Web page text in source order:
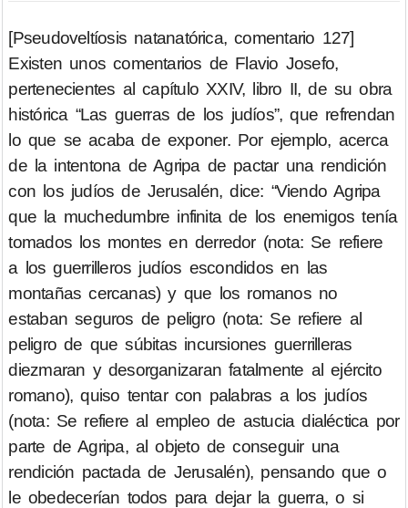
[Pseudoveltíosis natanatórica, comentario 127]
Existen unos comentarios de Flavio Josefo,
pertenecientes al capítulo XXIV, libro II, de su obra
histórica “Las guerras de los judíos”, que refrendan
lo que se acaba de exponer. Por ejemplo, acerca
de la intentona de Agripa de pactar una rendición
con los judíos de Jerusalén, dice: “Viendo Agripa
que la muchedumbre infinita de los enemigos tenía
tomados los montes en derredor (nota: Se refiere
a los guerrilleros judíos escondidos en las
montañas cercanas) y que los romanos no
estaban seguros de peligro (nota: Se refiere al
peligro de que súbitas incursiones guerrilleras
diezmaran y desorganizaran fatalmente al ejército
romano), quiso tentar con palabras a los judíos
(nota: Se refiere al empleo de astucia dialéctica por
parte de Agripa, al objeto de conseguir una
rendición pactada de Jerusalén), pensando que o
le obedecerían todos para dejar la guerra, o si